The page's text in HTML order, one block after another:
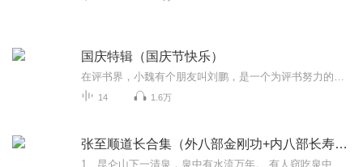
国庆特辑（国庆节快乐）
14 1.6万
张至顺道长合集（外八部金刚功+内八部长寿功）